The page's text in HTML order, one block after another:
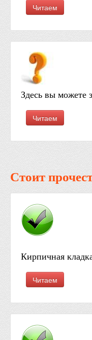
Читаем
Здесь вы можете
Читаем
Стоит
Кирпичная
Читаем